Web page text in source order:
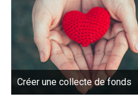
Créer une collecte de fonds